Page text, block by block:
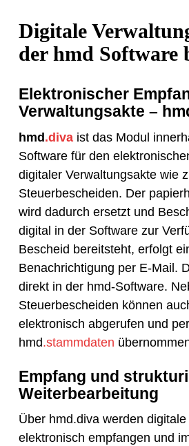
Digitale
der hmd Software
Elektronischer
Verwaltungsakte –
hmd.divaist das Modul
Software für den
digitaler Verwaltungsakte wie
Steuerbescheiden. Der
wird dadurch ersetzt und
digital in der Software zur
Bescheid bereitsteht, erfolgt
Benachrichtigung per E-Mail.
direkt in der hmd-Software.
Steuerbescheiden können
elektronisch abgerufen und
hmd.stammdaten
Empfang und
Weiterbearbeitung
Über hmd.diva werden
elektronisch empfangen und